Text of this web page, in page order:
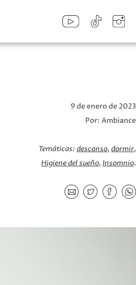
9 de enero de 2023
Por: Ambiance
Temáticas: descanso dormir
Higiene del sueño Insomnio